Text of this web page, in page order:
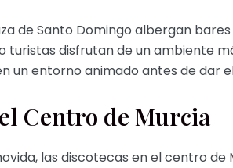
de Santo Domingo albergan
disfrutan de un ambiente
un entorno animado antes de dar
Centro de Murcia
las discotecas en el centro